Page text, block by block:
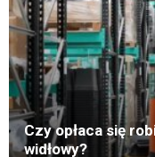
Czy opłaca się
widłowy?